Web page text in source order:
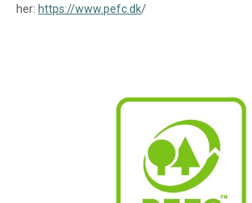
her: https://www.pefc.dk/